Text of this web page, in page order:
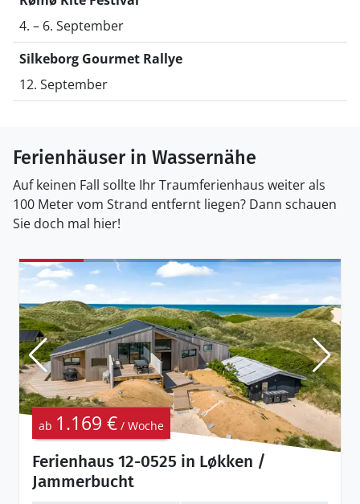
4. – 6. September
Silkeborg Gourmet Rallye
12. September
Ferienhäuser in Wassernähe
Auf keinen Fall sollte Ihr Traumferienhaus weiter als
100 Meter vom Strand entfernt liegen? Dann schauen
Sie doch mal hier!
Ferienhaus 12-0525 in Løkken /
Jammerbucht
ab 1.169 € / Woche